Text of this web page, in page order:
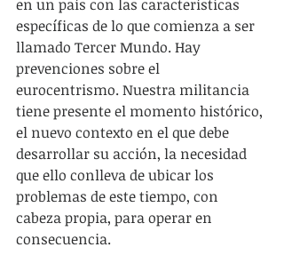
en un país con las características
específicas de lo que comienza a ser
llamado Tercer Mundo. Hay
prevenciones sobre el
eurocentrismo. Nuestra militancia
tiene presente el momento histórico,
el nuevo contexto en el que debe
desarrollar su acción, la necesidad
que ello conlleva de ubicar los
problemas de este tiempo, con
cabeza propia, para operar en
consecuencia.